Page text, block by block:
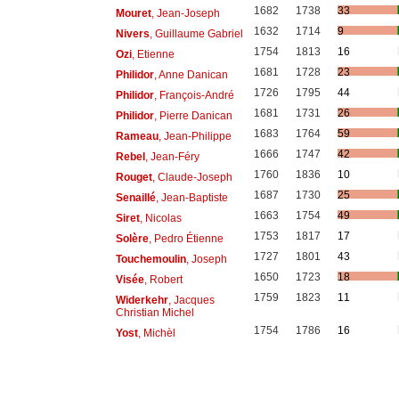
Mouret, Jean-Joseph 1682 1738
33
Nivers , Guillaume Gabriel 1632 1714
9
Ozi, Etienne 1754 1813
16
Philidor, Anne Danican 1681 1728
23
Philidor, François-André 1726 1795
44
Philidor, Pierre Danican 1681 1731
26
Rameau, Jean-Philippe 1683 1764
59
Rebel, Jean-Féry 1666 1747
42
Rouget, Claude-Joseph 1760 1836
10
Senaillé, Jean-Baptiste 1687 1730
25
Siret, Nicolas 1663 1754
49
Solère, Pedro Étienne 1753 1817
17
Touchemoulin, Joseph 1727 1801
43
Visée, Robert 1650 1723
18
Widerkehr, Jacques
Christian Michel
1759 1823 11
Yost, Michèl 1754 1786 16